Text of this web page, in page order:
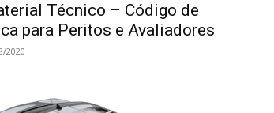
Técnico – Código de
para Peritos e Avaliadores
2020